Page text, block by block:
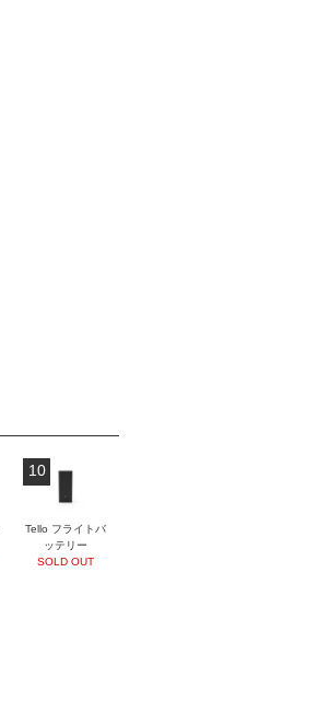
10
Tello フライトバ
ッテリー
SOLD OUT